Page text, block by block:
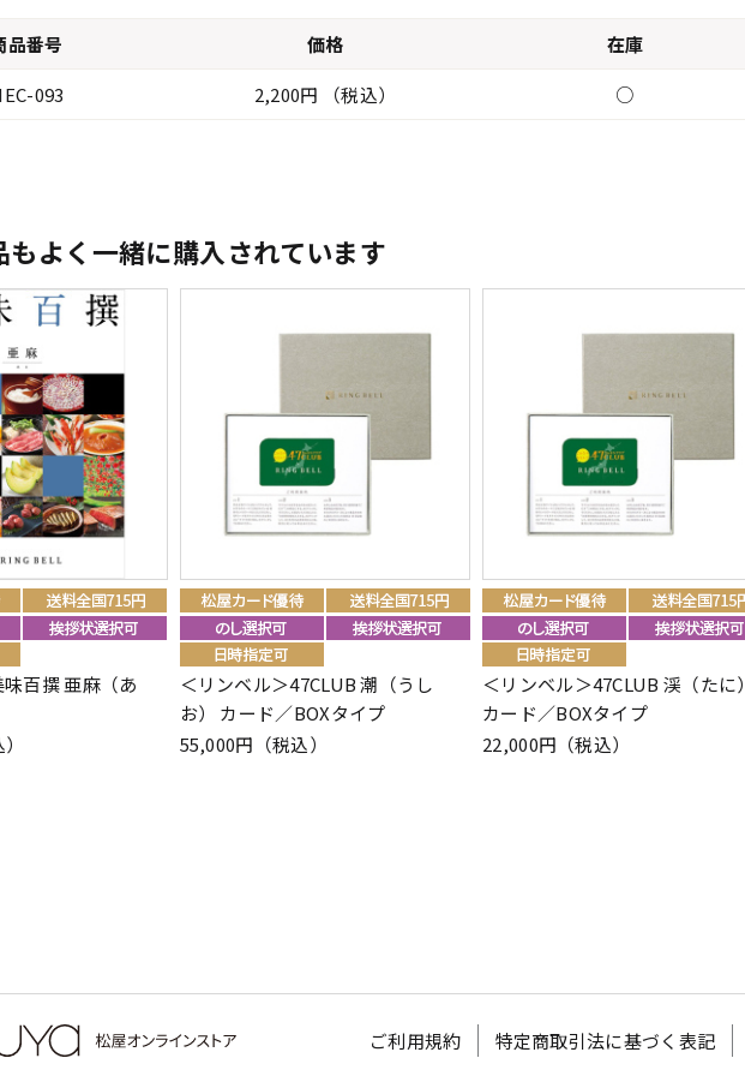
品番号 価格
在庫
093
2,200円 （税込） ○
もよく一緒に購入されています
百撰 亜麻（あ
＜リンベル＞47CLUB 潮（うし
お） カード／BOXタイプ
55,000円（税込）
＜リンベル＞47CLUB 渓（たに
カード／BOXタイプ
22,000円（税込）
ご利用規約 特定商取引法に基づく表記